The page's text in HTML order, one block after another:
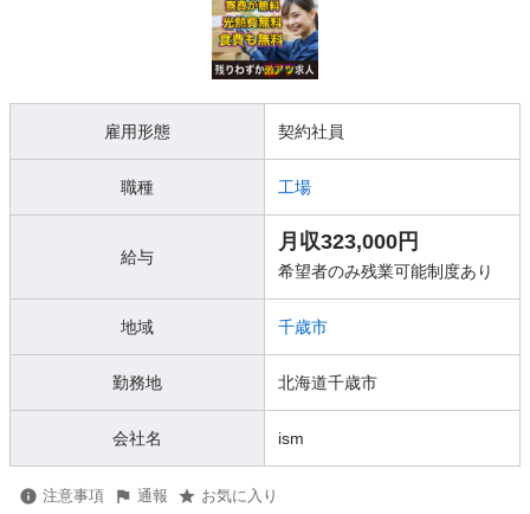
雇用形態 契約社員
職種 工場
給与
月収323,000円
希望者のみ残業可能制度あり
地域 千歳市
勤務地 北海道千歳市
会社名 ism
注意事項 通報 お気に入り